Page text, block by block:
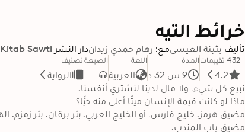
خرائط التيه
تأليف بثينة العيسىمع: رهام حمدي زيداندار النشر Kitab Sawti
432 تقييمات
4.2
المدة
9 س 32 د
اللغة
العربية
الصيغةتصنيف
الرواية